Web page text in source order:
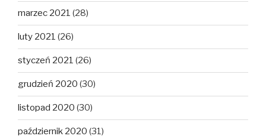
marzec 2021 (28)
luty 2021 (26)
styczeń 2021 (26)
grudzień 2020 (30)
listopad 2020 (30)
październik 2020 (31)